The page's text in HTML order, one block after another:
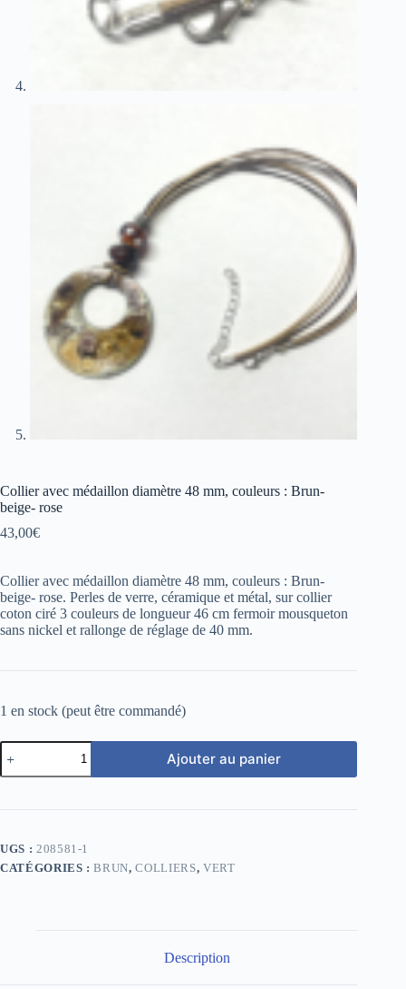
Collier avec médaillon diamètre 48 mm, couleurs : Brun-
beige- rose
43,00€
Collier avec médaillon diamètre 48 mm, couleurs : Brun-
beige- rose. Perles de verre, céramique et métal, sur collier
coton ciré 3 couleurs de longueur 46 cm fermoir mousqueton
sans nickel et rallonge de réglage de 40 mm.
1 en stock (peut être commandé)
quantité
de
Collier
médaillon
mm,
couleurs
Ajouter au panier
UGS : 208581-1
CATÉGORIES :BRUN,COLLIERS, VERT
Description